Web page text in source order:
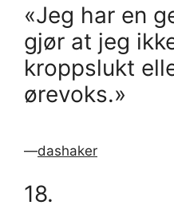
«Jeg har en
gjør at jeg
kroppslukt
ørevoks.»
—dashaker
18.